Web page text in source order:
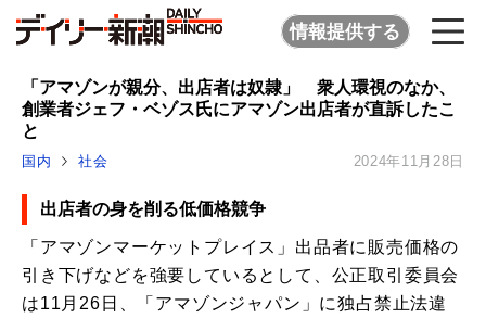
情報提供する
「アマゾンが親分、出店者は奴隷」 衆人環視のなか、
創業者ジェフ・ベゾス氏にアマゾン出店者が直訴したこ
と
国内 社会 2024年11月28日
出店者の身を削る低価格競争
「アマゾンマーケットプレイス」出品者に販売価格の
引き下げなどを強要しているとして、公正取引委員会
は11月26日、「アマゾンジャパン」に独占禁止法違